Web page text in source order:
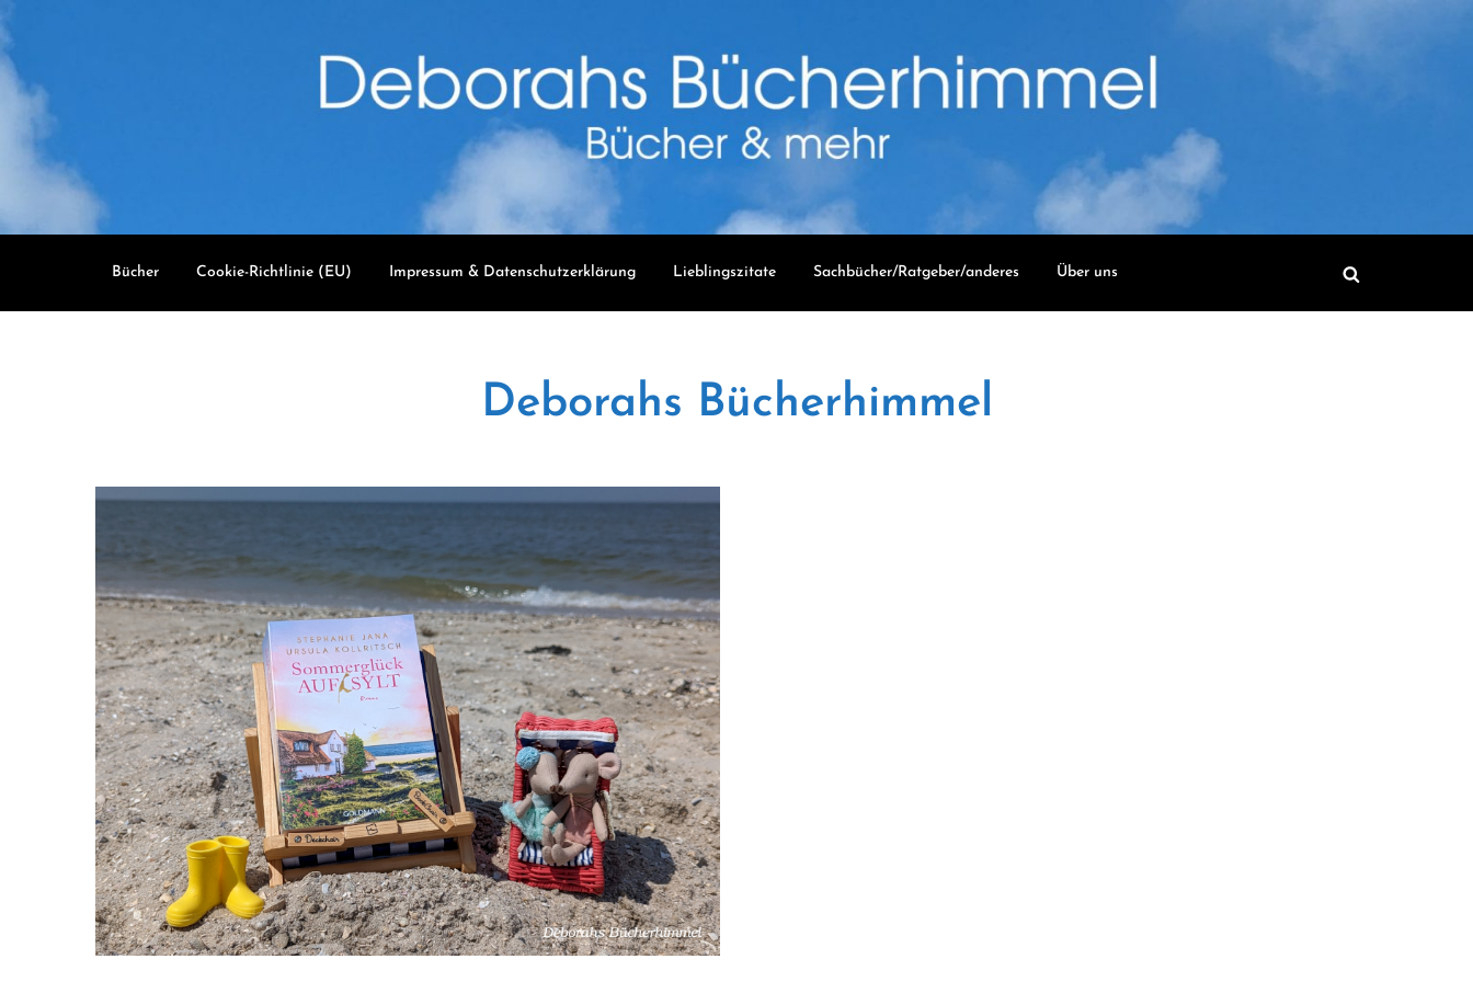
content
Bücher Cookie-Richtlinie (EU) Impressum & Datenschutzerklärung Lieblingszitate Sachbücher/Ratgeber/anderes Über uns
Deborahs Bücherhimmel